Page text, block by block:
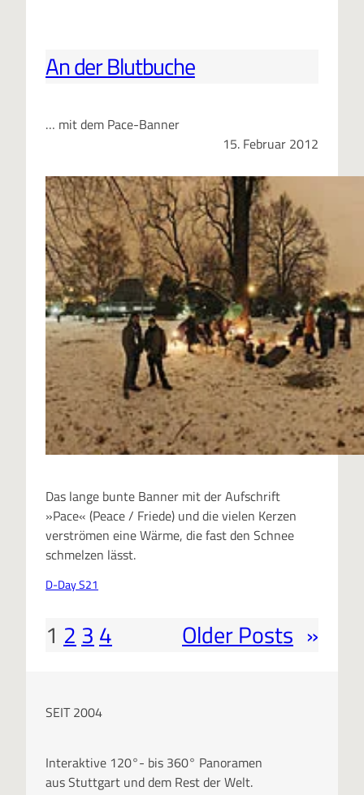
An der Blutbuche
… mit dem Pace-Banner
15. Februar 2012
Das lange bunte Banner mit der Aufschrift
»Pace« (Peace / Friede) und die vielen Kerzen
verströmen eine Wärme, die fast den Schnee
schmelzen lässt.
D-Day S21
1 2 3 4 Older Posts »
SEIT 2004
Interaktive 120°- bis 360° Panoramen
aus Stuttgart und dem Rest der Welt.